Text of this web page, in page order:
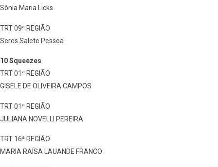
Sônia Maria Licks
TRT 09ª REGIÃO
Seres Salete Pessoa
10 Squeezes
TRT 01ª REGIÃO
GISELE DE OLIVEIRA CAMPOS
TRT 01ª REGIÃO
JULIANA NOVELLI PEREIRA
TRT 16ª REGIÃO
MARIA RAÍSA LAUANDE FRANCO